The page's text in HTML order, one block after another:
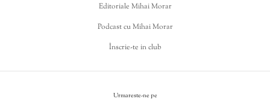
Editoriale Mihai Morar
Podcast cu Mihai Morar
Înscrie-te in club
Urmareste-ne pe